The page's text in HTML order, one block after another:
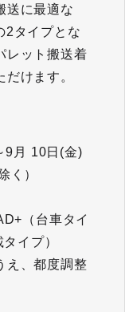
送に最適な
2タイプとな
レット搬送着
けます。
9月 10日(金)
く）
（台車タイ
イプ）
え、都度調整